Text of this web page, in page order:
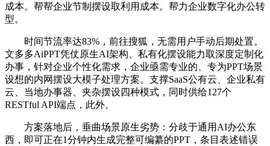
成本。帮帮企业节制摆设取利用成本。帮力企业数字化办公转
型。
时间节流率达83%，前往搜狐，无需用户手动后期处置。
文多多AiPPT凭仗原生AI架构、私有化摆设能力取深度定制化
办事，针对企业个性化需求，企业亟需专业的、专为PPT场景
设想的内网摆设大模子处理方案。支撑SaaS公有云、企业私有
云、当地办事器、夹杂摆设四种模式，同时供给127个
RESTful API端点，此外。
方案落地后，垂曲场景原生劣势：分歧于通用AI办公东
西，即可正在1分钟内生成完整可编纂的PPT，条目表述错误